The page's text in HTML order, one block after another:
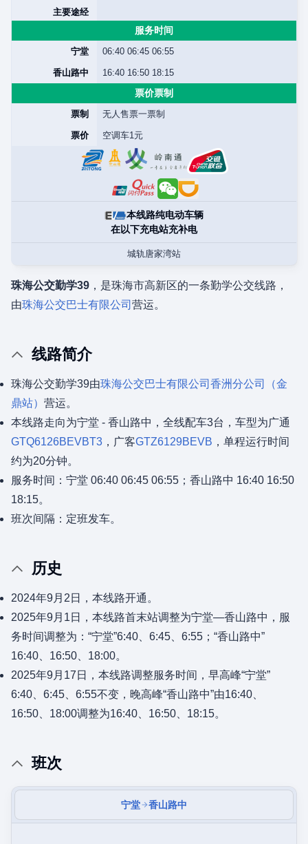
主要途经
服务时间
宁堂 06:40 06:45 06:55
香山路中 16:40 16:50 18:15
票价票制
票制 无人售票一票制
票价 空调车1元
本线路纯电动车辆
在以下充电站充补电
城轨唐家湾站
珠海公交勤学39 ，是珠海市高新区的一条勤学公交线路，
由珠海公交巴士有限公司 营运。
线路简介
珠海公交勤学39由珠海公交巴士有限公司 香洲分公司（金
鼎站） 营运。
本线路走向为宁堂 - 香山路中，全线配车3台，车型为广通
GTQ6126BEVBT3 ，广客GTZ6129BEVB ，单程运行时间
约为20分钟。
服务时间：宁堂 06:40 06:45 06:55；香山路中 16:40 16:50
18:15。
班次间隔：定班发车。
历史
2024年9月2日，本线路开通。
2025年9月1日，本线路首末站调整为宁堂—香山路中，服
务时间调整为：“宁堂”6:40、6:45、6:55；“香山路中”
16:40、16:50、18:00。
2025年9月17日，本线路调整服务时间，早高峰“宁堂”
6:40、6:45、6:55不变，晚高峰“香山路中”由16:40、
16:50、18:00调整为16:40、16:50、18:15。
班次
宁堂 香山路中